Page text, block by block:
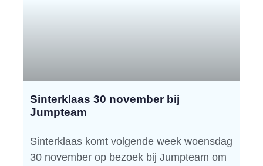
Sinterklaas 30 november bij
Jumpteam
Sinterklaas komt volgende week woensdag
30 november op bezoek bij Jumpteam om